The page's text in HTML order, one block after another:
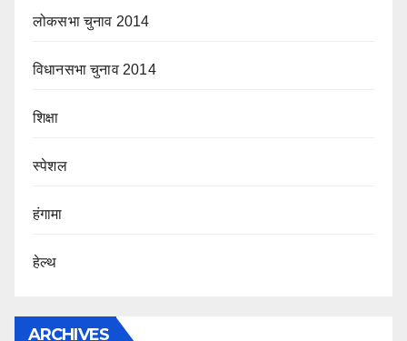
लोकसभा चुनाव 2014
विधानसभा चुनाव 2014
शिक्षा
स्पेशल
हंगामा
हेल्थ
ARCHIVES